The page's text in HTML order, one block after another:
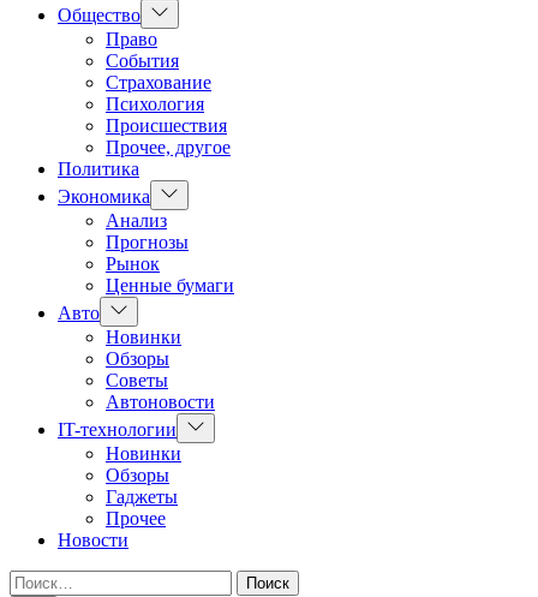
Общество Показать
подменю
Право
События
Страхование
Психология
Происшествия
Прочее, другое
Политика
Экономика
Показать
подменю
Анализ
Прогнозы
Рынок
Ценные бумаги
Авто Показать
подменю
Новинки
Обзоры
Советы
Автоновости
IT-технологии
Показать
подменю
Новинки
Обзоры
Гаджеты
Прочее
Новости
Найти: